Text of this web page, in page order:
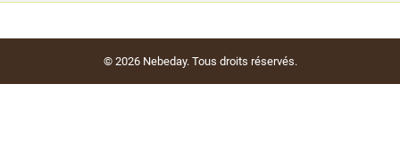
© 2026 Nebeday. Tous droits réservés.